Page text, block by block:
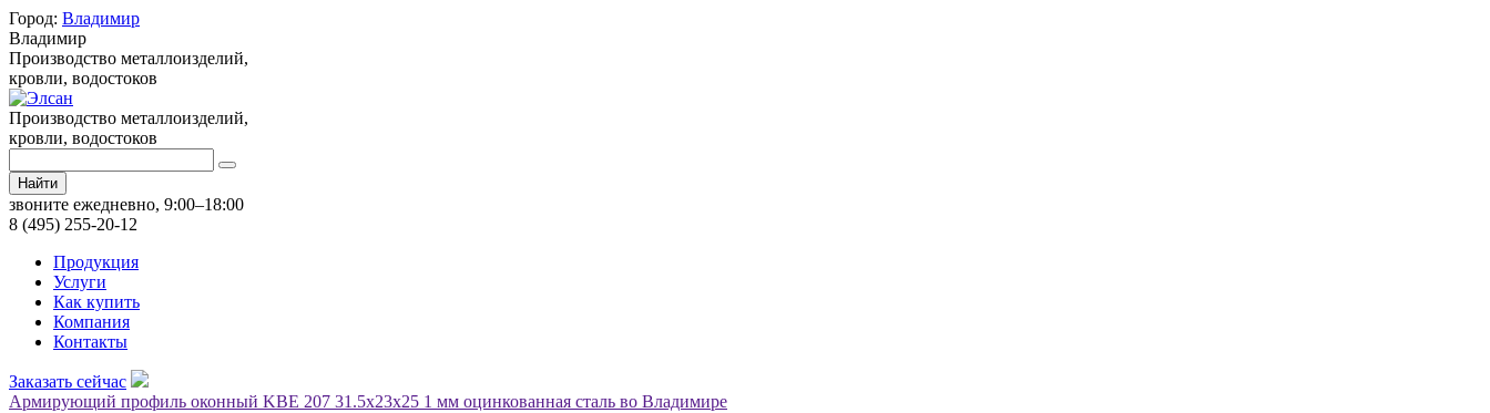
Город: Владимир
Владимир
Производство металлоизделий,
кровли, водостоков
Производство металлоизделий,
кровли, водостоков
Найти
звоните ежедневно, 9:00–18:00
8 (495) 255-20-12
Продукция
Услуги
Как купить
Компания
Контакты
Заказать сейчас
Армирующий профиль оконный KBE 207 31.5х23х25 1 мм оцинкованная сталь во Владимире